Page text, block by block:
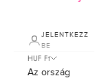
JELENTKEZZ
BE
HUF Ft
Az ország